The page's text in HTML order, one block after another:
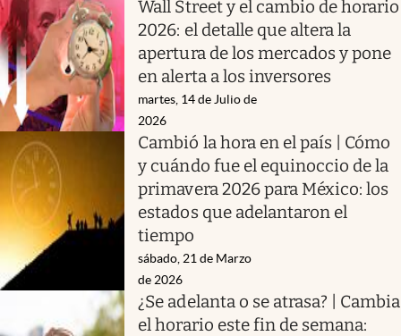
Wall Street y el cambio de horario
2026: el detalle que altera la
apertura de los mercados y pone
en alerta a los inversores
martes, 14 de Julio de
2026
Cambió la hora en el país | Cómo
y cuándo fue el equinoccio de la
primavera 2026 para México: los
estados que adelantaron el
tiempo
sábado, 21 de Marzo
de 2026
¿Se adelanta o se atrasa? | Cambia
el horario este fin de semana: